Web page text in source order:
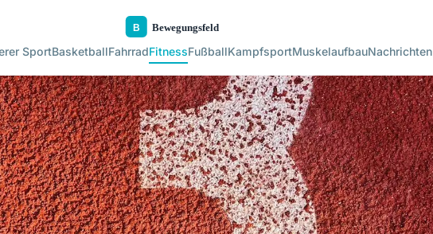
SportBasketballFahrradFitnessFußballKampfsportMuskelaufbauNachrichten